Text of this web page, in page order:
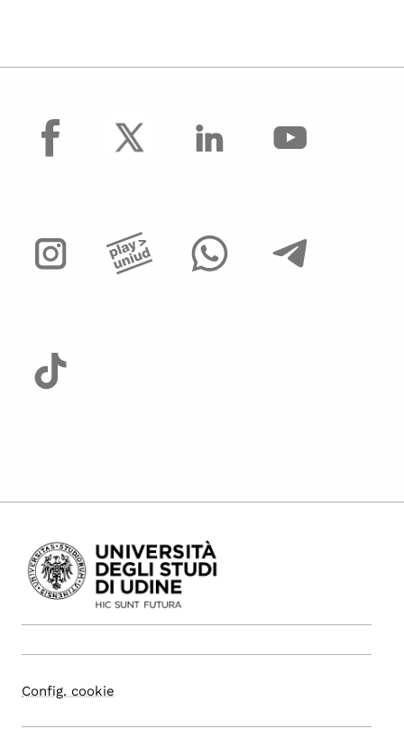
facebook
Config. cookie